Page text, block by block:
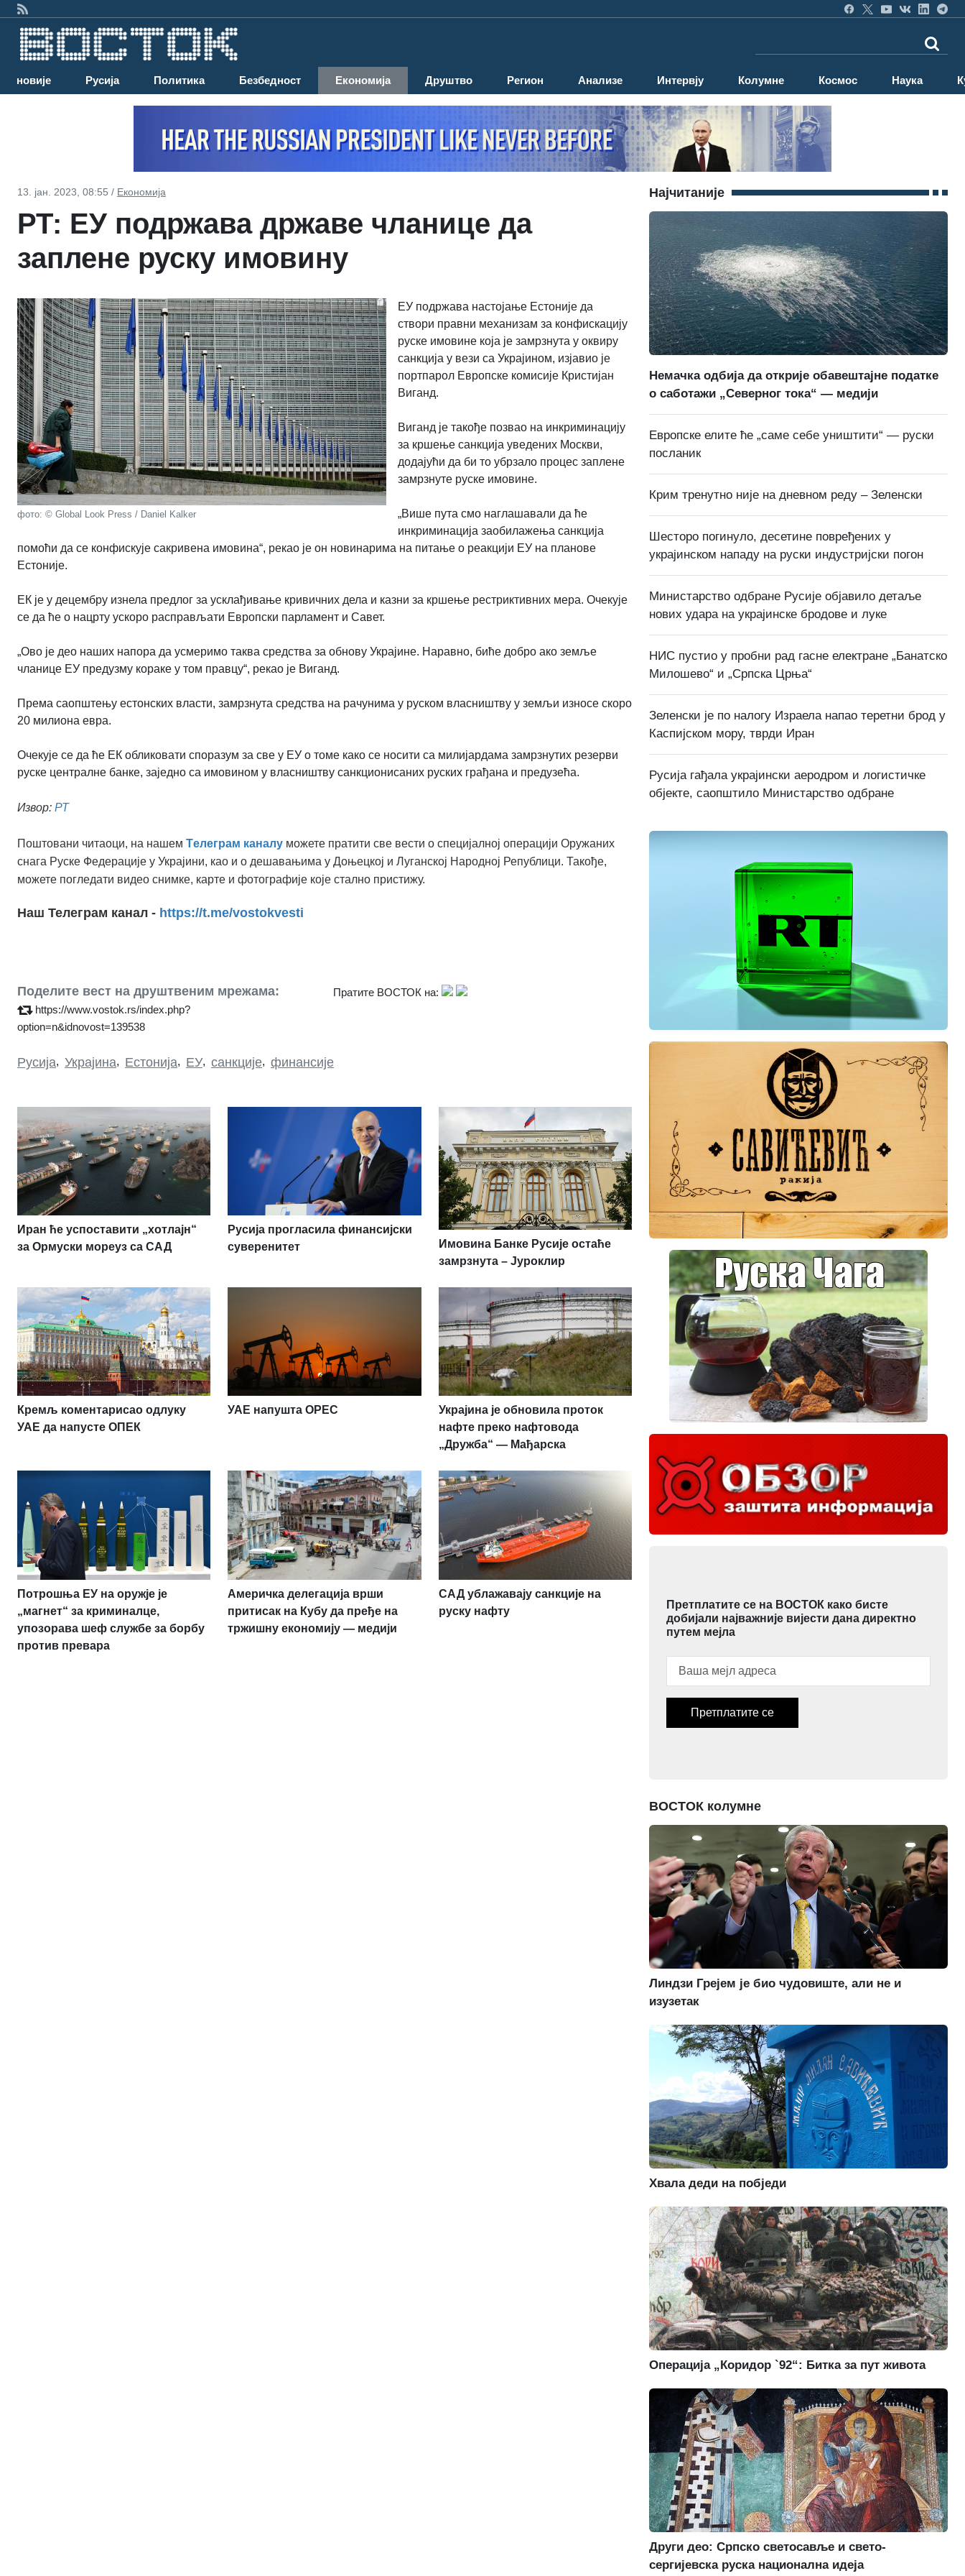
Најновије Русија Политика Безбедност Економија Друштво Регион Анализе Интервју Колумне Космос Наука
13. јан. 2023, 08:55 / Економија
РТ: ЕУ подржава државе чланице да
заплене руску имовину
фото: © Global Look Press / Daniel Kalker
ЕУ подржава настојање Естоније да
створи правни механизам за конфискацију
руске имовине која је замрзнута у оквиру
санкција у вези са Украјином, изјавио је
портпарол Европске комисије Кристијан
Виганд.
Виганд је такође позвао на инкриминацију
за кршење санкција уведених Москви,
додајући да би то убрзало процес заплене
замрзнуте руске имовине.
„Више пута смо наглашавали да ће
инкриминација заобилажења санкција
помоћи да се конфискује сакривена имовина“, рекао је он новинарима на питање о реакцији ЕУ на планове
Естоније.
ЕК је у децембру изнела предлог за усклађивање кривичних дела и казни за кршење рестриктивних мера. Очекује
се да ће о нацрту ускоро расправљати Европски парламент и Савет.
„Ово је део наших напора да усмеримо таква средства за обнову Украјине. Наравно, биће добро ако земље
чланице ЕУ предузму кораке у том правцу“, рекао је Виганд.
Према саопштењу естонских власти, замрзнута средства на рачунима у руском власништву у земљи износе скоро
20 милиона евра.
Очекује се да ће ЕК обликовати споразум за све у ЕУ о томе како се носити са милијардама замрзнутих резерви
руске централне банке, заједно са имовином у власништву санкционисаних руских грађана и предузећа.
Извор: РТ
Поштовани читаоци, на нашем Tелеграм каналу можете пратити све вести о специјалној операцији Оружаних
снага Руске Федерације у Украјини, као и о дешавањима у Доњецкој и Луганској Народној Републици. Такође,
можете погледати видео снимке, карте и фотографије које стално пристижу.
Наш Телеграм канал - https://t.me/vostokvesti
Поделите вест на друштвеним мрежама:
https://www.vostok.rs/index.php?
option=n&idnovost=139538
Пратите ВОСТОК на:
Русија, Украјина, Естонија, ЕУ, санкције, финансије
Иран ће успоставити „хотлајн“
за Ормуски мореуз са САД
Русија прогласила финансијски
суверенитет
Имовина Банке Русије остаће
замрзнута – Јуроклир
Кремљ коментарисао одлуку
УАЕ да напусте ОПЕК
УАЕ напушта OPEC
Украјина је обновила проток
нафте преко нафтовода
„Дружба“ — Мађарска
Потрошња ЕУ на оружје је
„магнет“ за криминалце,
упозорава шеф службе за борбу
против превара
Америчка делегација врши
притисак на Кубу да пређе на
тржишну економију — медији
САД ублажавају санкције на
руску нафту
Најчитаније
Немачка одбија да открије обавештајне податке
о саботажи „Северног тока“ — медији
Европске елите ће „саме себе уништити“ — руски
посланик
Крим тренутно није на дневном реду – Зеленски
Шесторо погинуло, десетине повређених у
украјинском нападу на руски индустријски погон
Министарство одбране Русије објавило детаље
нових удара на украјинске бродове и луке
НИС пустио у пробни рад гасне електране „Банатско
Милошево“ и „Српска Црња“
Зеленски је по налогу Израела напао теретни брод у
Каспијском мору, тврди Иран
Русија гађала украјински аеродром и логистичке
објекте, саопштило Министарство одбране
Претплатите се на ВОСТОК како бисте
добијали најважније вијести дана директно
путем мејла
Претплатите се
ВОСТОК колумне
Линдзи Грејем је био чудовиште, али не и
изузетак
Хвала деди на побједи
Операција „Коридор `92“: Битка за пут живота
Други део: Српско светосавље и свето-
сергијевска руска национална идеја